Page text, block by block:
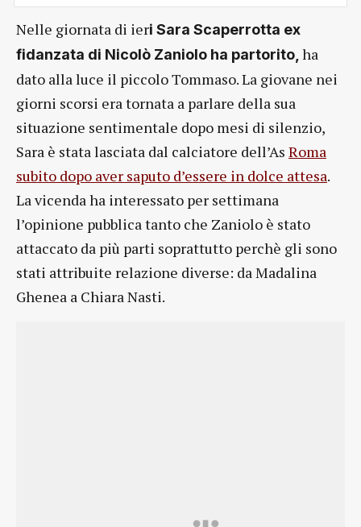
Nelle giornata di ieri Sara Scaperrotta ex
fidanzata di Nicolò Zaniolo ha partorito, ha
dato alla luce il piccolo Tommaso. La giovane nei
giorni scorsi era tornata a parlare della sua
situazione sentimentale dopo mesi di silenzio,
Sara è stata lasciata dal calciatore dell’As Roma
subito dopo aver saputo d’essere in dolce attesa.
La vicenda ha interessato per settimana
l’opinione pubblica tanto che Zaniolo è stato
attaccato da più parti soprattutto perchè gli sono
stati attribuite relazione diverse: da Madalina
Ghenea a Chiara Nasti.